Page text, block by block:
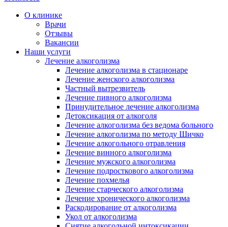
О клинике
Врачи
Отзывы
Вакансии
Наши услуги
Лечение алкоголизма
Лечение алкоголизма в стационаре
Лечение женского алкоголизма
Частный вытрезвитель
Лечение пивного алкоголизма
Принудительное лечение алкоголизма
Детоксикация от алкоголя
Лечение алкоголизма без ведома больного
Лечение алкоголизма по методу Шичко
Лечение алкогольного отравления
Лечение винного алкоголизма
Лечение мужского алкоголизма
Лечение подросткового алкоголизма
Лечение похмелья
Лечение старческого алкоголизма
Лечение хронического алкоголизма
Раскодирование от алкоголизма
Укол от алкоголизма